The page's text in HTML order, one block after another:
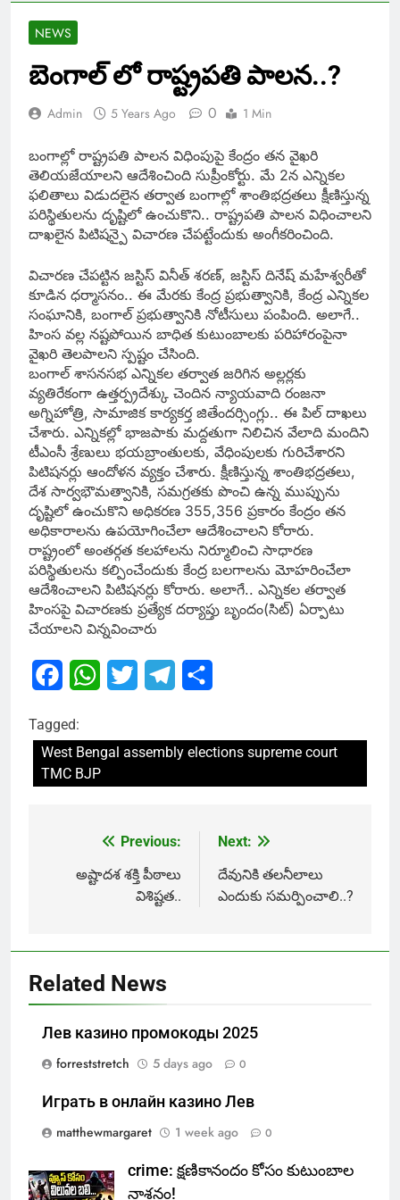
NEWS
బెంగాల్ లో రాష్ట్రపతి పాలన..?
Admin 5 Years Ago 0 1 Min
బంగాల్లో రాష్ట్రపతి పాలన విధింపుపై కేంద్రం తన వైఖరి
తెలియజేయాలని ఆదేశించింది సుప్రీంకోర్టు. మే 2న ఎన్నికల
ఫలితాలు విడుదలైన తర్వాత బంగాల్లో శాంతిభద్రతలు క్షీణిస్తున్న
పరిస్థితులను దృష్టిలో ఉంచుకొని.. రాష్ట్రపతి పాలన విధించాలని
దాఖలైన పిటిషన్పై విచారణ చేపట్టేందుకు అంగీకరించింది.
విచారణ చేపట్టిన జస్టిస్ వినీత్ శరణ్, జస్టిస్ దినేష్ మహేశ్వరీతో
కూడిన ధర్మాసనం.. ఈ మేరకు కేంద్ర ప్రభుత్వానికి, కేంద్ర ఎన్నికల
సంఘానికి, బంగాల్ ప్రభుత్వానికి నోటీసులు పంపింది. అలాగే..
హింస వల్ల నష్టపోయిన బాధిత కుటుంబాలకు పరిహారంపైనా
వైఖరి తెలపాలని స్పష్టం చేసింది.
బంగాల్ శాసనసభ ఎన్నికల తర్వాత జరిగిన అల్లర్లకు
వ్యతిరేకంగా ఉత్తర్ప్రదేశ్కు చెందిన న్యాయవాది రంజనా
అగ్నిహోత్రి, సామాజిక కార్యకర్త జితేందర్సింగ్లు.. ఈ పిల్ దాఖలు
చేశారు. ఎన్నికల్లో భాజపాకు మద్దతుగా నిలిచిన వేలాది మందిని
టీఎంసీ శ్రేణులు భయబ్రాంతులకు, వేధింపులకు గురిచేశారని
పిటిషనర్లు ఆందోళన వ్యక్తం చేశారు. క్షీణిస్తున్న శాంతిభద్రతలు,
దేశ సార్వభౌమత్వానికి, సమగ్రతకు పొంచి ఉన్న ముప్పును
దృష్టిలో ఉంచుకొని అధికరణ 355,356 ప్రకారం కేంద్రం తన
అధికారాలను ఉపయోగించేలా ఆదేశించాలని కోరారు.
రాష్ట్రంలో అంతర్గత కలహాలను నిర్మూలించి సాధారణ
పరిస్థితులను కల్పించేందుకు కేంద్ర బలగాలను మోహరించేలా
ఆదేశించాలని పిటిషనర్లు కోరారు. అలాగే.. ఎన్నికల తర్వాత
హింసపై విచారణకు ప్రత్యేక దర్యాప్తు బృందం(సిట్) ఏర్పాటు
చేయాలని విన్నవించారు
FacebookWhatsApp
Twitter Telegram
Tagged:
West Bengal assembly elections supreme court
TMC BJP
navigation
Previous:
అష్టాదశ శక్తి పీఠాలు
విశిష్టత..
Next:
దేవునికి తలనీలాలు
ఎందుకు సమర్పించాలి..?
Related News
Лев казино промокоды 2025
forreststretch
5 days ago 0
Играть в онлайн казино Лев
matthewmargaret
1 week ago 0
crime: క్షణికానందం కోసం కుటుంబాల
నాశనం!